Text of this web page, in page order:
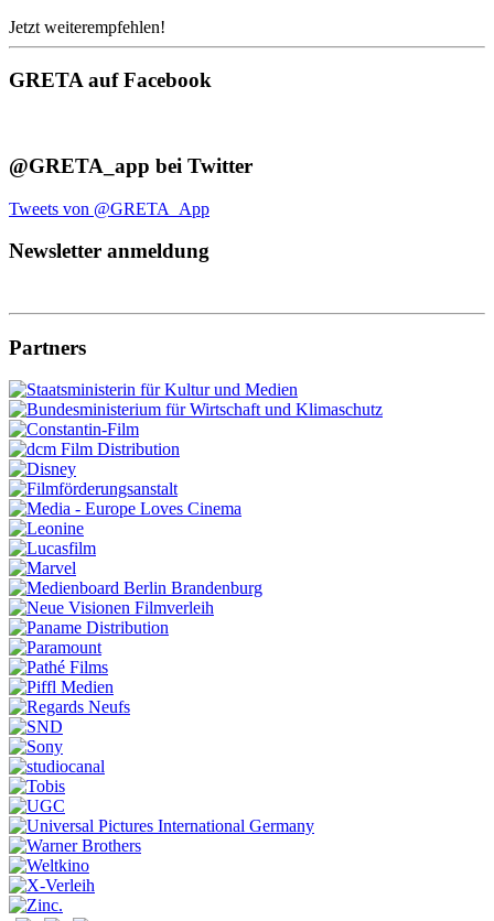
Jetzt weiterempfehlen!
GRETA auf Facebook
@GRETA_app bei Twitter
Tweets von @GRETA_App
Newsletter anmeldung
Partners